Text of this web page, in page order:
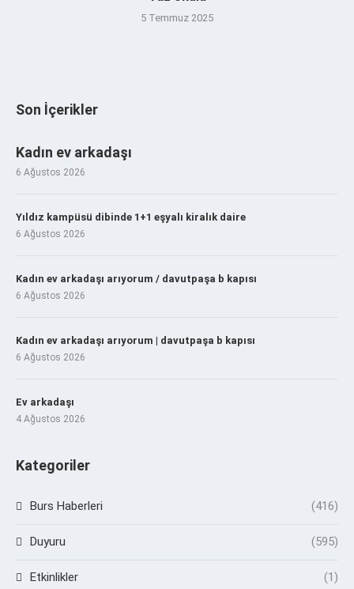
5 Temmuz 2025
Son İçerikler
Kadın ev arkadaşı
6 Ağustos 2026
Yıldız kampüsü dibinde 1+1 eşyalı kiralık daire
6 Ağustos 2026
Kadın ev arkadaşı arıyorum / davutpaşa b kapısı
6 Ağustos 2026
Kadın ev arkadaşı arıyorum | davutpaşa b kapısı
6 Ağustos 2026
Ev arkadaşı
4 Ağustos 2026
Kategoriler
Burs Haberleri (416)
Duyuru (595)
Etkinlikler (1)